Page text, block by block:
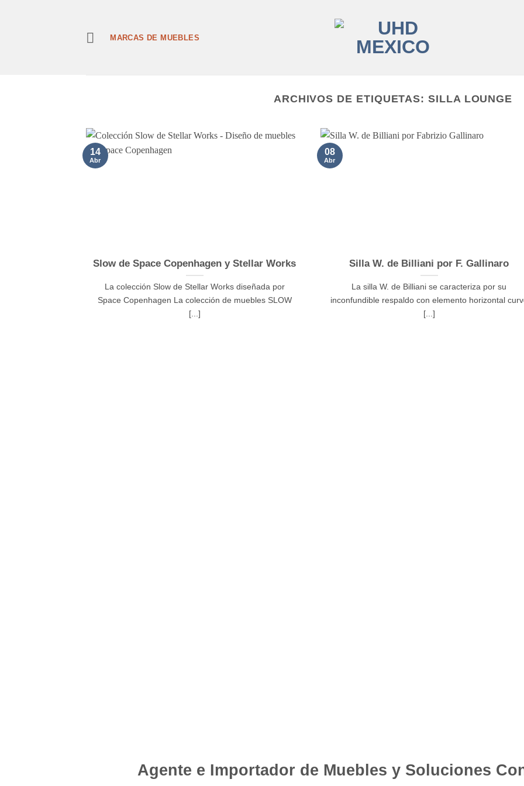
MARCAS DE MUEBLES
ARCHIVOS DE ETIQUETAS:SILLA LOUNGE
Slow de Space Copenhagen y Stellar Works
La colección Slow de Stellar Works diseñada por
Space Copenhagen La colección de muebles SLOW
[...]
14
Abr
Silla W. de Billiani por F. Gallinaro
La silla W. de Billiani se caracteriza por su
inconfundible respaldo con elemento horizontal
[...]
08
Abr
Agente e Importador de Muebles y Soluciones